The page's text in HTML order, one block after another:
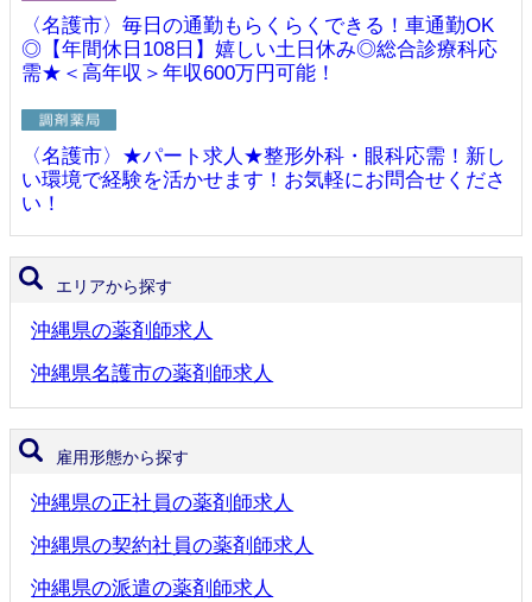
〈名護市〉毎日の通勤もらくらくできる！車通勤OK
◎【年間休日108日】嬉しい土日休み◎総合診療科応
需★＜高年収＞年収600万円可能！
〈名護市〉★パート求人★整形外科・眼科応需！新し
い環境で経験を活かせます！お気軽にお問合せくださ
い！
エリアから探す
沖縄県の薬剤師求人
沖縄県名護市の薬剤師求人
雇用形態から探す
沖縄県の正社員の薬剤師求人
沖縄県の契約社員の薬剤師求人
沖縄県の派遣の薬剤師求人